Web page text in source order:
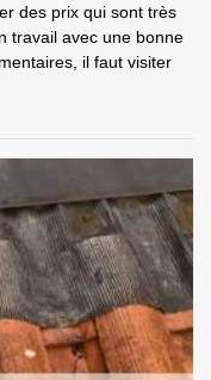
des prix qui sont très
travail avec une bonne
il faut visiter